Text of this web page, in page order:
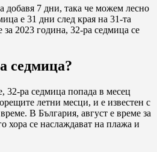
добавя 7 дни, така че можем лесно
е 31 дни след края на 31-та
за 2023 година, 32-ра седмица се
седмица?
32-ра седмица попада в месец
летни месци, и е известен с
В България, август е време за
хора се наслаждават на плажа и